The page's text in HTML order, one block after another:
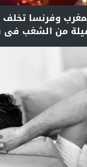
وفرنسا
من الشغب في